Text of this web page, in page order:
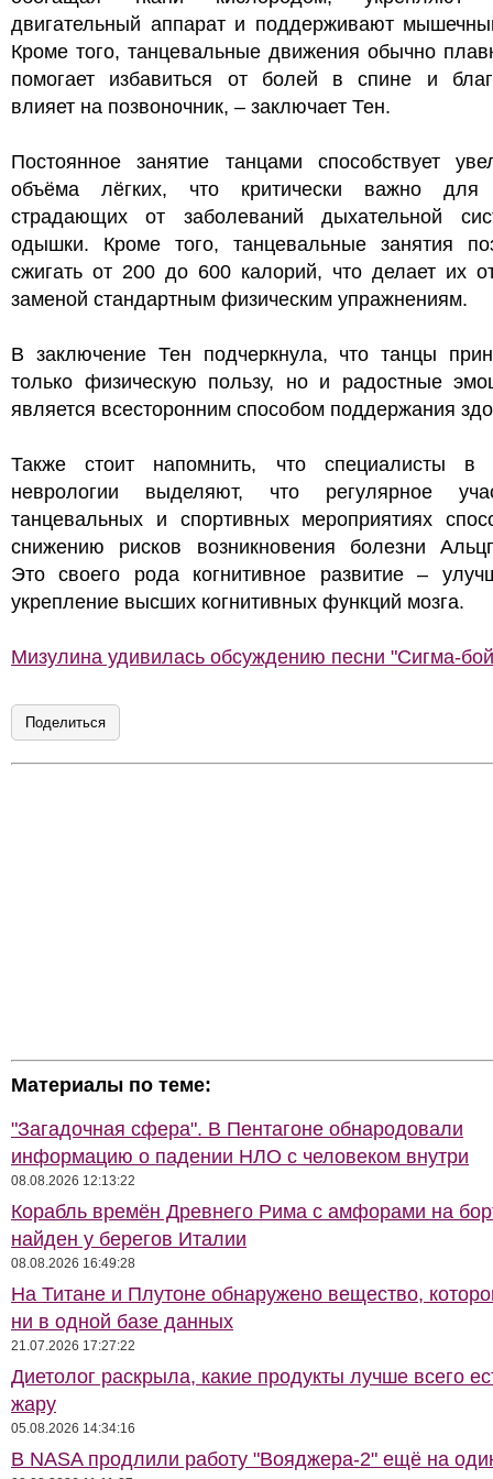
двигательный аппарат и поддерживают
Кроме того, танцевальные движения обычно
помогает избавиться от болей в спине и
влияет на позвоночник, – заключает Тен.
Постоянное занятие танцами способствует
объёма лёгких, что критически важно
страдающих от заболеваний дыхательной
одышки. Кроме того, танцевальные занятия
сжигать от 200 до 600 калорий, что делает их
заменой стандартным физическим упражнениям.
В заключение Тен подчеркнула, что танцы
только физическую пользу, но и радостные
является всесторонним способом поддержания
Также стоит напомнить, что специалисты в
неврологии выделяют, что регулярное
танцевальных и спортивных мероприятиях
снижению рисков возникновения болезни
Это своего рода когнитивное развитие –
укрепление высших когнитивных функций мозга.
Мизулина удивилась обсуждению песни "Сигма-
Поделиться
Материалы по теме:
"Загадочная сфера". В Пентагоне обнародовали
информацию о падении НЛО с человеком внутри
08.08.2026 12:13:22
Корабль времён Древнего Рима с амфорами на
найден у берегов Италии
08.08.2026 16:49:28
На Титане и Плутоне обнаружено вещество,
ни в одной базе данных
21.07.2026 17:27:22
Диетолог раскрыла, какие продукты лучше всего
жару
05.08.2026 14:34:16
В NASA продлили работу "Вояджера-2" ещё на